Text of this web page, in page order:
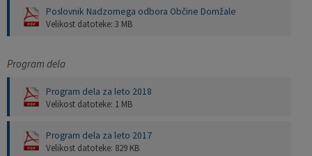
Poslovnik Nadzornega odbora Občine Domžale
Velikost datoteke: 3 MB
Program dela
Program dela za leto 2018
Velikost datoteke: 1 MB
Program dela za leto 2017
Velikost datoteke: 829 KB